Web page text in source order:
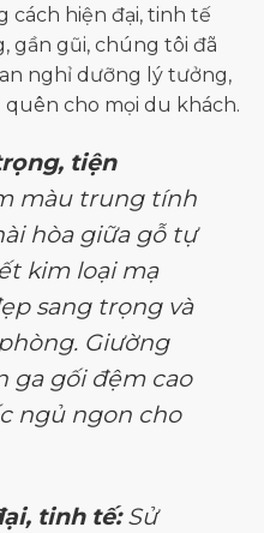
cách hiện đại, tinh tế
gần gũi, chúng tôi đã
nghỉ dưỡng lý tưởng,
cho mọi du khách.
tiện
màu trung tính
hòa giữa gỗ tự
kim loại mạ
sang trọng và
Giường
ga gối đệm cao
ngủ ngon cho
tinh tế:Sử